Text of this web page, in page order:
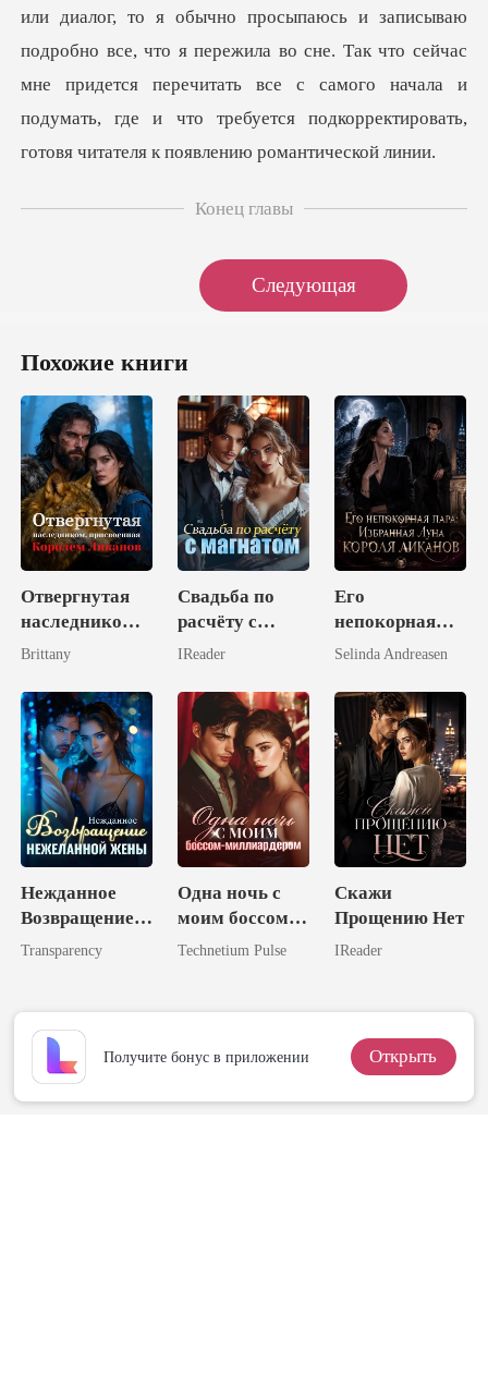
Конец главы
Следующая
Похожие книги
Отвергнутая
наследником,
присвоенная
Ликанов
Brittany
Свадьба по
расчёту с
магнатом
IReader
Его
непокорная
пара:
Луна короля
ликанов
Selinda Andreasen
Нежданное
Возвращение
Нежеланной
Transparency
Одна ночь с
моим боссом-
миллиардером
Technetium Pulse
Скажи
Прощению Нет
IReader
Получите бонус в приложении Открыть